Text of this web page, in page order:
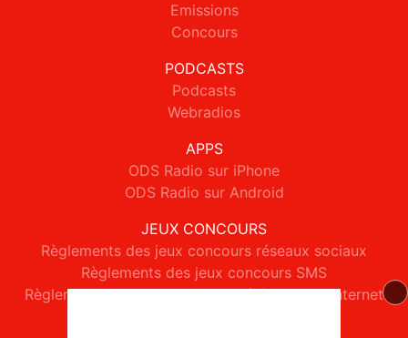
Emissions
Concours
PODCASTS
Podcasts
Webradios
APPS
ODS Radio sur iPhone
ODS Radio sur Android
JEUX CONCOURS
Règlements des jeux concours réseaux sociaux
Règlements des jeux concours SMS
Règlements des jeux concours téléphone et internet